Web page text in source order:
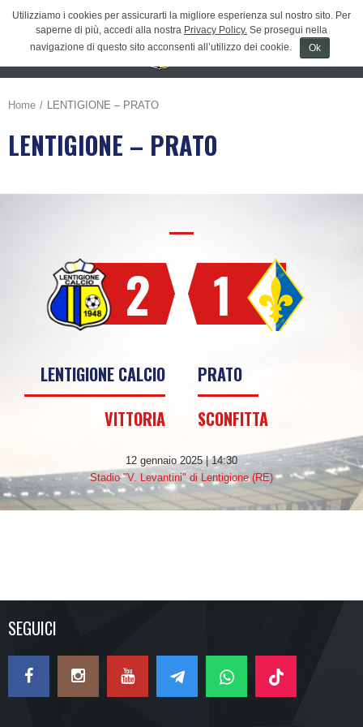
Menu
Home LENTIGIONE – PRATO
LENTIGIONE – PRATO
2
LENTIGIONE CALCIO
VITTORIA
1
PRATO
SCONFITTA
12 gennaio 2025 | 14:30
Stadio "V. Levantini" di Lentigione (RE)
SEGUICI
Utilizziamo i cookies per assicurarti la migliore esperienza sul nostro sito. Per
saperne di più, accedi alla nostra Privacy Policy. Se prosegui nella
navigazione di questo sito acconsenti all’utilizzo dei cookie.
Ok